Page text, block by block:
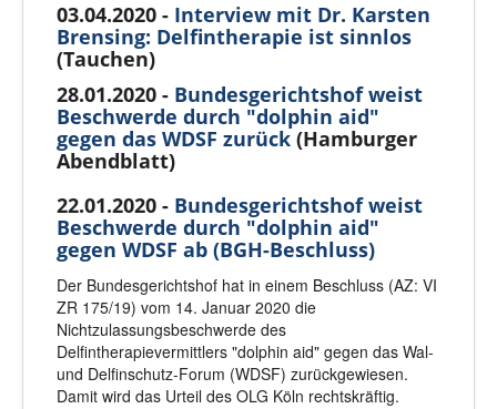
03.04.2020 - Interview mit Dr. Karsten
Brensing: Delfintherapie ist sinnlos
(Tauchen)
28.01.2020 - Bundesgerichtshof weist
Beschwerde durch "dolphin aid"
gegen das WDSF zurück (Hamburger
Abendblatt)
22.01.2020 - Bundesgerichtshof weist
Beschwerde durch "dolphin aid"
gegen WDSF ab (BGH-Beschluss)
Der Bundesgerichtshof hat in einem Beschluss (AZ: VI
ZR 175/19) vom 14. Januar 2020 die
Nichtzulassungsbeschwerde des
Delfintherapievermittlers "dolphin aid" gegen das Wal-
und Delfinschutz-Forum (WDSF) zurückgewiesen.
Damit wird das Urteil des OLG Köln rechtskräftig.